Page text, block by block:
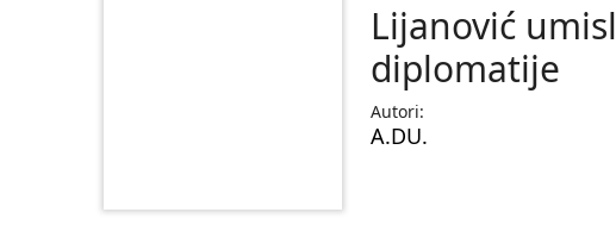
Lijanović
diplomatije
Autori:
A.DU.